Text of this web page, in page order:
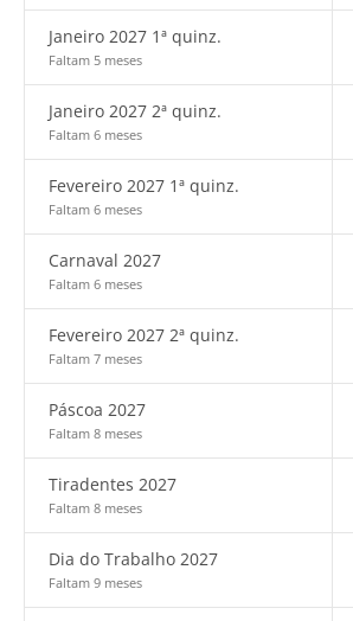
Janeiro 2027 1ª quinz.
Faltam 5 meses
Janeiro 2027 2ª quinz.
Faltam 6 meses
Fevereiro 2027 1ª quinz.
Faltam 6 meses
Carnaval 2027
Faltam 6 meses
Fevereiro 2027 2ª quinz.
Faltam 7 meses
Páscoa 2027
Faltam 8 meses
Tiradentes 2027
Faltam 8 meses
Dia do Trabalho 2027
Faltam 9 meses